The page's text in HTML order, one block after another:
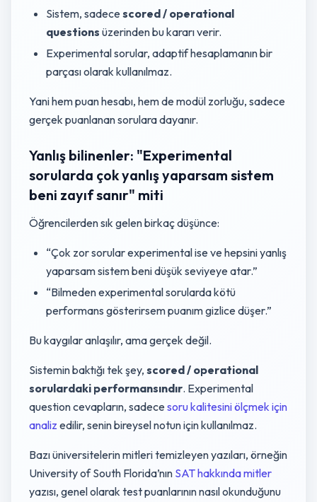
Sistem, sadecescored / operational
questions üzerinden bu kararı verir.
Experimental sorular, adaptif hesaplamanın bir
parçası olarak kullanılmaz.
Yani hem puan hesabı, hem de modül zorluğu, sadece
gerçek puanlanan sorulara dayanır.
Yanlış bilinenler: "Experimental
sorularda çok yanlış yaparsam sistem
beni zayıf sanır" miti
Öğrencilerden sık gelen birkaç düşünce:
“Çok zor sorular experimental ise ve hepsini yanlış
yaparsam sistem beni düşük seviyeye atar.”
“Bilmeden experimental sorularda kötü
performans gösterirsem puanım gizlice düşer.”
Bu kaygılar anlaşılır, ama gerçek değil.
Sistemin baktığı tek şey, scored / operational
sorulardaki performansındır. Experimental
question cevapların, sadecesoru kalitesini ölçmek için
analiz edilir, senin bireysel notun için kullanılmaz.
Bazı üniversitelerin mitleri temizleyen yazıları, örneğin
University of South Florida’nın SAT hakkında mitler
yazısı, genel olarak test puanlarının nasıl okunduğunu